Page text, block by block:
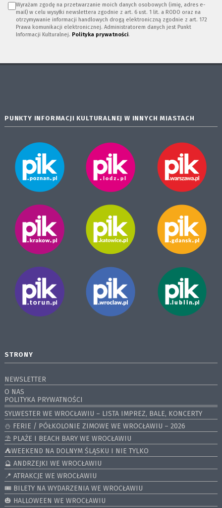
Wyrażam zgodę na przetwarzanie moich danych osobowych (imię, adres e-
mail) w celu wysyłki newslettera zgodnie z art. 6 ust. 1 lit. a RODO oraz na
otrzymywanie informacji handlowych drogą elektroniczną zgodnie z art. 172
Prawa komunikacji elektronicznej. Administratorem danych jest Punkt
Informacji Kulturalnej. Polityka prywatności.
PUNKTY INFORMACJI KULTURALNEJ W INNYCH MIASTACH
STRONY
NEWSLETTER
O NAS
POLITYKA PRYWATNOŚCI
SYLWESTER WE WROCŁAWIU – LISTA IMPREZ, BALE, KONCERTY
⛄️ FERIE / PÓŁKOLONIE ZIMOWE WE WROCŁAWIU – 2026
⛱️ PLAŻE I BEACH BARY WE WROCŁAWIU
⛺️WEEKEND NA DOLNYM ŚLĄSKU I NIE TYLKO
🔮 ANDRZEJKI WE WROCŁAWIU
📍 ATRAKCJE WE WROCŁAWIU
🎟️ BILETY NA WYDARZENIA WE WROCŁAWIU
🎃 HALLOWEEN WE WROCŁAWIU